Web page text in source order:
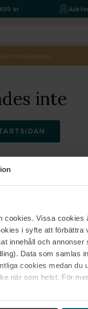
cookies. Vissa cookies
i syfte att förbättra
innehåll och
Data som samlas
cookies medan du
när som helst. För
kr
inte
Kontakta
Vanliga
Spåra min